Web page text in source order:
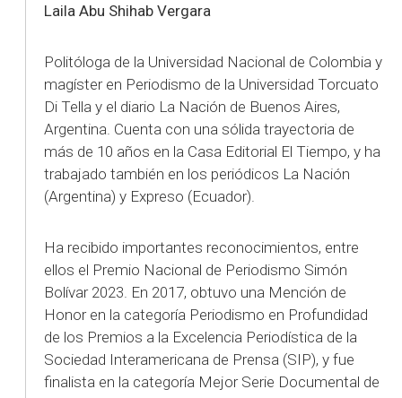
Laila Abu Shihab Vergara
Politóloga de la Universidad Nacional de Colombia y
magíster en Periodismo de la Universidad Torcuato
Di Tella y el diario La Nación de Buenos Aires,
Argentina. Cuenta con una sólida trayectoria de
más de 10 años en la Casa Editorial El Tiempo, y ha
trabajado también en los periódicos La Nación
(Argentina) y Expreso (Ecuador).
Ha recibido importantes reconocimientos, entre
ellos el Premio Nacional de Periodismo Simón
Bolívar 2023. En 2017, obtuvo una Mención de
Honor en la categoría Periodismo en Profundidad
de los Premios a la Excelencia Periodística de la
Sociedad Interamericana de Prensa (SIP), y fue
finalista en la categoría Mejor Serie Documental de